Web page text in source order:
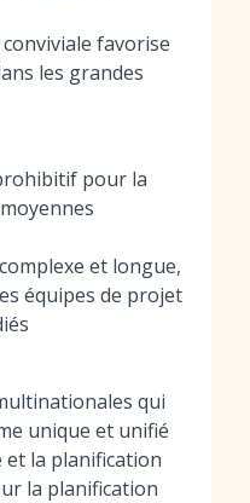
favorise
les grandes
pour la
et longue,
équipes de projet
qui
unique et unifié
et la planification
la planification